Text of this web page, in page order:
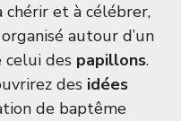
et à célébrer,
autour d’un
des papillons.
des idées
de baptême